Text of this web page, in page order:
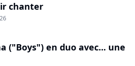
chanter
("Boys") en duo avec... une